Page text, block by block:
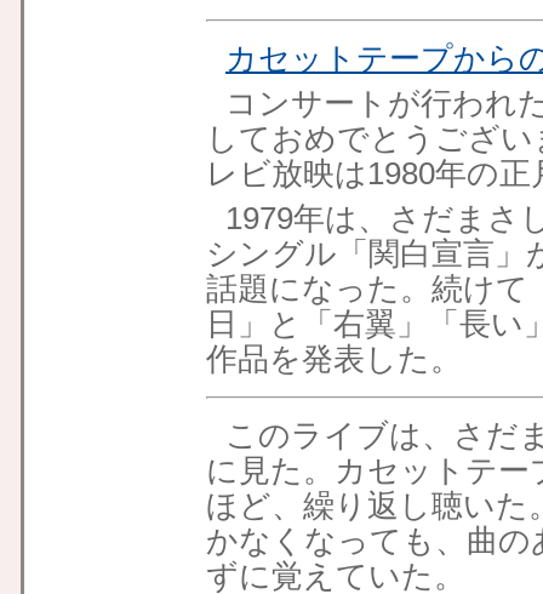
カセットテープから
コンサートが行われ
しておめでとうござ
レビ放映は1980年の
1979年は、さだまさ
シングル「関白宣言
話題になった。続けて
日」と「右翼」「長
作品を発表した。
このライブは、さだ
に見た。カセットテ
ほど、繰り返し聴い
かなくなっても、曲
ずに覚えていた。